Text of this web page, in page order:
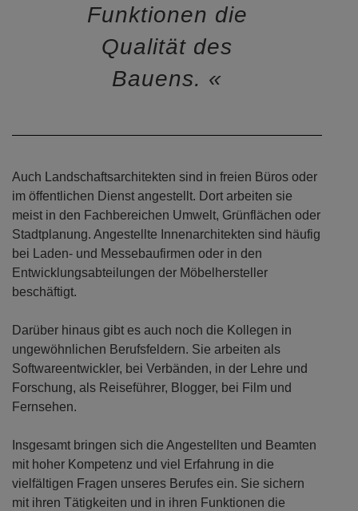
Funktionen die
Qualität des
Bauens.
Auch Landschaftsarchitekten sind in freien Büros oder
im öffentlichen Dienst angestellt. Dort arbeiten sie
meist in den Fachbereichen Umwelt, Grünflächen oder
Stadtplanung. Angestellte Innenarchitekten sind häufig
bei Laden- und Messebaufirmen oder in den
Entwicklungsabteilungen der Möbelhersteller
beschäftigt.
Darüber hinaus gibt es auch noch die Kollegen in
ungewöhnlichen Berufsfeldern. Sie arbeiten als
Softwareentwickler, bei Verbänden, in der Lehre und
Forschung, als Reiseführer, Blogger, bei Film und
Fernsehen.
Insgesamt bringen sich die Angestellten und Beamten
mit hoher Kompetenz und viel Erfahrung in die
vielfältigen Fragen unseres Berufes ein. Sie sichern
mit ihren Tätigkeiten und in ihren Funktionen die